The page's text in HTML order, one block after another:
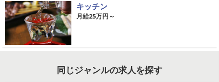
キッチン
月給25万円～
同じジャンルの求人を探す